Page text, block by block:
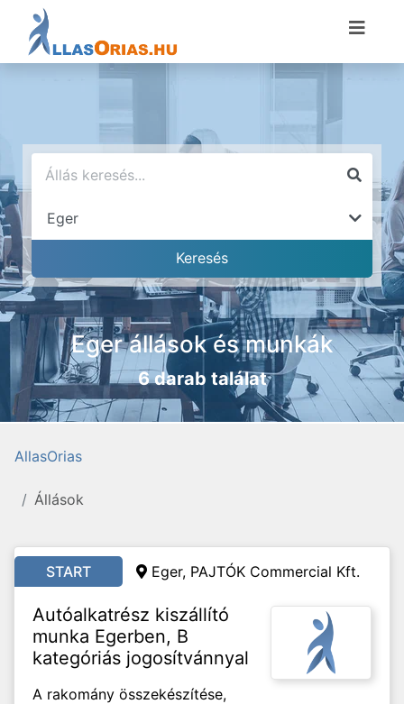
Eger állások és munkák
6 darab találat
AllasOrias
Állások
START Eger, PAJTÓK Commercial Kft.
Autóalkatrész kiszállító
munka Egerben, B
kategóriás jogosítvánnyal
A rakomány összekészítése,